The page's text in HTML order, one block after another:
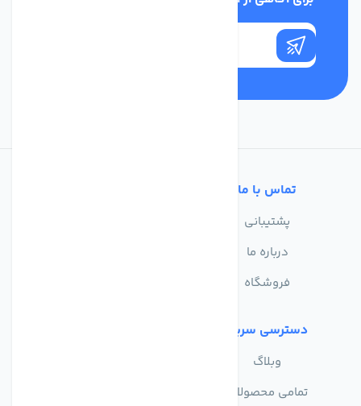
تماس با ما
پشتیبانی
درباره ما
فروشگاه
دسترسی سریع
وبلاگ
تمامی محصولات